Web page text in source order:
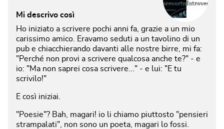
Mi descrivo così
Ho iniziato a scrivere pochi anni fa, grazie a un mio
carissimo amico. Eravamo seduti a un tavolino di un
pub e chiacchierando davanti alle nostre birre, mi fa:
"Perché non provi a scrivere qualcosa anche te?" - e
io: "Ma non saprei cosa scrivere..." - e lui: "E tu
scrivilo!"
E così iniziai.
"Poesie"? Bah, magari! io li chiamo piuttosto "pensieri
strampalati", non sono un poeta, magari lo fossi.